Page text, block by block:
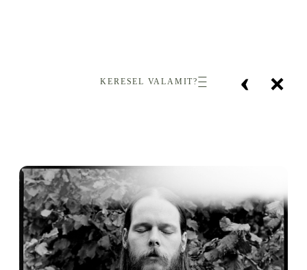
‹ ×
KERESEL VALAMIT?